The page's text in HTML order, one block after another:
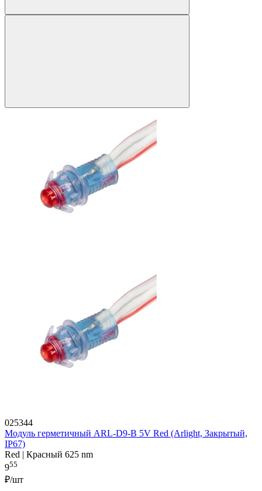
025344
Модуль герметичный ARL-D9-B 5V Red (Arlight, Закрытый,
IP67)
Red | Красный 625 nm
955
₽/шт